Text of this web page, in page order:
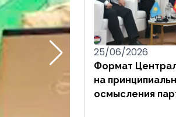
25/06/2026
Формат
на
осмысления